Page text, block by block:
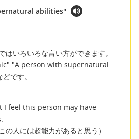
abilities"
はいろいろな言い方ができます。
"A person with supernatural
です。
I feel this person may have
の人には超能力があると思う）